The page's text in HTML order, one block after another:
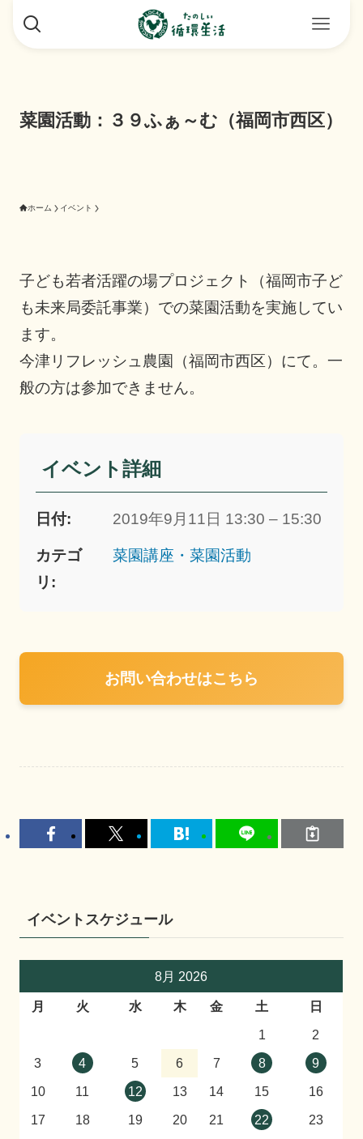
菜園活動：３９ふぁ～む（福岡市西区）
ホーム イベント
子ども若者活躍の場プロジェクト（福岡市子ど
も未来局委託事業）での菜園活動を実施してい
ます。
今津リフレッシュ農園（福岡市西区）にて。一
般の方は参加できません。
イベント詳細
日付: 2019年9月11日 13:30 – 15:30
カテゴ
リ:
菜園講座・菜園活動
お問い合わせはこちら
イベントスケジュール
8月 2026
月 火 水 木 金 土
日
1
2
3
4 5 6 7 8
9
10
11 12 13 14 15
16
17
18 19 20 21 22
23